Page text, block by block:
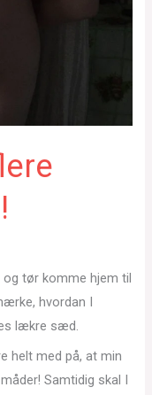
tør komme hjem til
hvordan I
lækre sæd.
helt med på, at min
Samtidig skal I